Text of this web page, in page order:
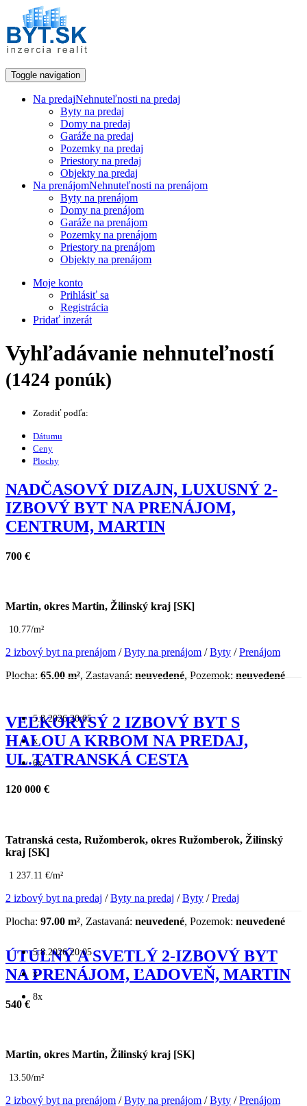
Toggle navigation
Na predajNehnuteľnosti na predaj
Byty na predaj
Domy na predaj
Garáže na predaj
Pozemky na predaj
Priestory na predaj
Objekty na predaj
Na prenájomNehnuteľnosti na prenájom
Byty na prenájom
Domy na prenájom
Garáže na prenájom
Pozemky na prenájom
Priestory na prenájom
Objekty na prenájom
Moje konto
Prihlásiť sa
Registrácia
Pridať inzerát
Vyhľadávanie nehnuteľností
(1424 ponúk)
Zoradiť podľa:
Dátumu
Ceny
Plochy
NADČASOVÝ DIZAJN, LUXUSNÝ 2-
IZBOVÝ BYT NA PRENÁJOM,
CENTRUM, MARTIN
700 €
Martin, okres Martin, Žilinský kraj [SK]
10.77/m²
2 izbový byt na prenájom /Byty na prenájom /Byty /Prenájom
Plocha: 65.00 m², Zastavaná: neuvedené, Pozemok: neuvedené
5.8.2026 20:05
x
6x
VEĽKORYSÝ 2 IZBOVÝ BYT S
HALOU A KRBOM NA PREDAJ,
UL.TATRANSKÁ CESTA
120 000 €
Tatranská cesta, Ružomberok, okres Ružomberok, Žilinský
kraj [SK]
1 237.11 €/m²
2 izbový byt na predaj /Byty na predaj /Byty /Predaj
Plocha: 97.00 m², Zastavaná: neuvedené, Pozemok: neuvedené
5.8.2026 20:05
x
8x
ÚTULNÝ A SVETLÝ 2-IZBOVÝ BYT
NA PRENÁJOM, ĽADOVEŇ, MARTIN
540 €
Martin, okres Martin, Žilinský kraj [SK]
13.50/m²
2 izbový byt na prenájom /Byty na prenájom /Byty /Prenájom